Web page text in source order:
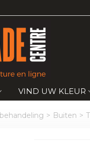
VIND UW KLEUR
> Buiten >